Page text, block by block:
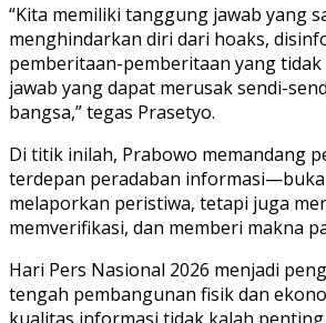
“Kita memiliki tanggung jawab yang
menghindarkan diri dari hoaks,
pemberitaan-pemberitaan yang
jawab yang dapat merusak sendi-
bangsa,” tegas Prasetyo.
Di titik inilah, Prabowo memandang
terdepan peradaban
melaporkan peristiwa, tetapi juga
memverifikasi, dan memberi makna
Hari Pers Nasional 2026 menjadi
tengah pembangunan fisik dan